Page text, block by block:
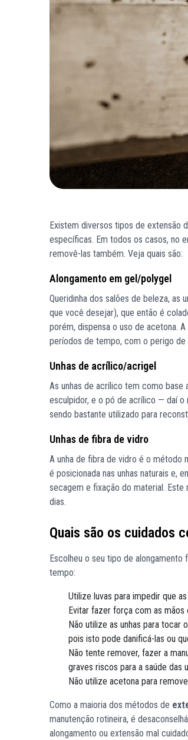
Existem diversos tipos de extensão
específicas. Em todos os casos, no
removê-las também. Veja quais são:
Alongamento em gel/polygel
Queridinha dos salões de beleza,
que você desejar), que então é
porém, dispensa o uso de acetona. A
períodos de tempo, com o perigo de
Unhas de acrílico/acrigel
As unhas de acrílico tem como base
esculpidor, e o pó de acrílico — daí o
sendo bastante utilizado para
Unhas de fibra de vidro
A unha de fibra de vidro é o método
é posicionada nas unhas naturais e,
secagem e fixação do material. Este
dias.
Quais são os cuidados
Escolheu o seu tipo de alongamento
tempo:
Utilize luvas para impedir que
Evitar fazer força com as
Não utilize as unhas para tocar
pois isto pode danificá-las ou
Não tente remover, fazer a
graves riscos para a saúde das
Não utilize acetona para
Como a maioria dos métodos de
manutenção rotineira, é
alongamento ou extensão mal